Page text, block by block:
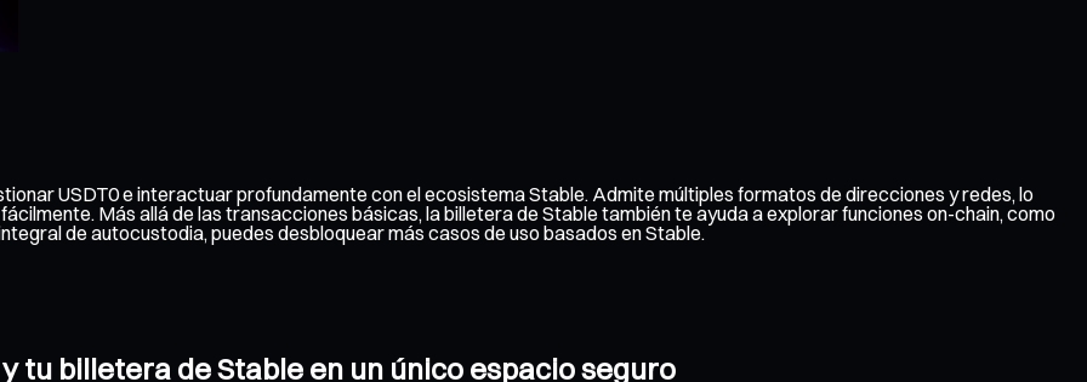
USDT0 e interactuar profundamente con el ecosistema Stable. Admite múltiples formatos de direcciones y redes, lo
Más allá de las transacciones básicas, la billetera de Stable también te ayuda a explorar funciones on-chain, como
de autocustodia, puedes desbloquear más casos de uso basados en Stable.
tu billetera de Stable en un único espacio seguro